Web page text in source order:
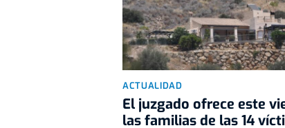
ACTUALIDAD
El juzgado ofrece este
las familias de las 14